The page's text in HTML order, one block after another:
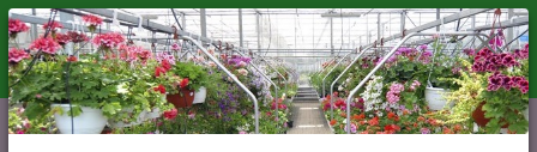
Minimální hodnota pro odeslání z e-shopu je 300 Kč.
V tuto chvíli již hlavní nápor objednávek opadl a balíček můžete čekat
nejpozději v následujícím týdnu po přijetí objednávky. Objednávky
vyřizujeme v pořadí, v jakém přišly...
CZK
+420 602 223 614 0ks
za0 Kč